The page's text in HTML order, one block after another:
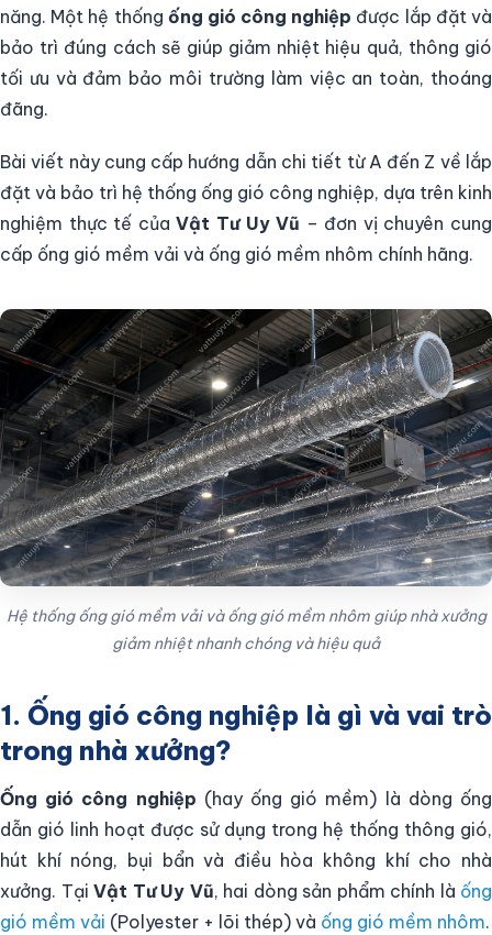
năng. Một hệ thống ống gió công nghiệp được lắp đặt và
bảo trì đúng cách sẽ giúp giảm nhiệt hiệu quả, thông gió
tối ưu và đảm bảo môi trường làm việc an toàn, thoáng
đãng.
Bài viết này cung cấp hướng dẫn chi tiết từ A đến Z về lắp
đặt và bảo trì hệ thống ống gió công nghiệp, dựa trên kinh
nghiệm thực tế củaVật Tư Uy Vũ – đơn vị chuyên cung
cấp ống gió mềm vải và ống gió mềm nhôm chính hãng.
Hệ thống ống gió mềm vải và ống gió mềm nhôm giúp nhà xưởng
giảm nhiệt nhanh chóng và hiệu quả
1. Ống gió công nghiệp là gì và vai trò
trong nhà xưởng?
Ống gió công nghiệp (hay ống gió mềm) là dòng ống
dẫn gió linh hoạt được sử dụng trong hệ thống thông gió,
hút khí nóng, bụi bẩn và điều hòa không khí cho nhà
xưởng. Tại Vật Tư Uy Vũ, hai dòng sản phẩm chính là ống
gió mềm vải (Polyester + lõi thép) và ống gió mềm nhôm.